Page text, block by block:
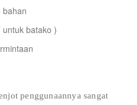
bahan
batako )
penggunaannya sangat